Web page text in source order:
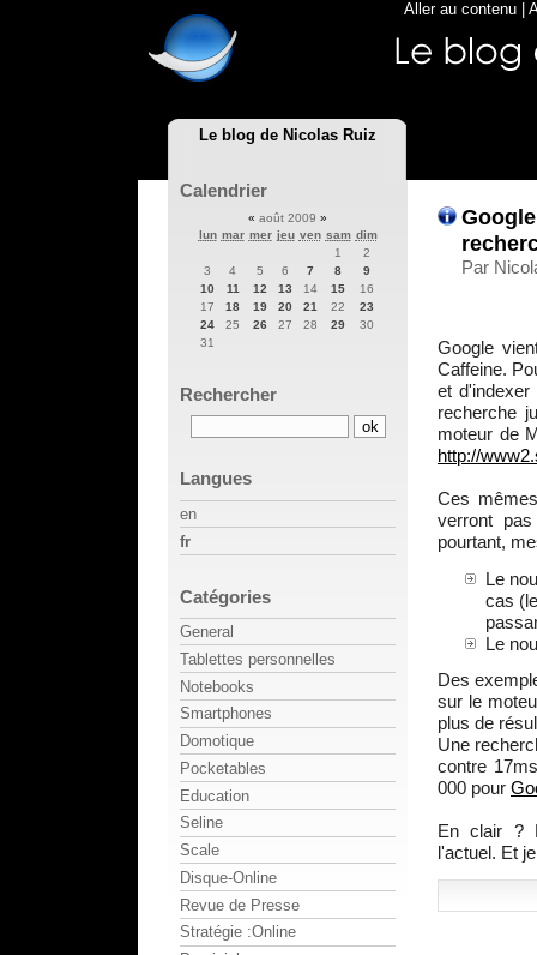
Le blog de Nicolas Ruiz
Aller au contenu
Par
Google
Caffeine.
et d'indexer
recherche
moteur de
http://
Ces
verront
pourtant,
Le
cas
Le
Des
sur le
plus de
Une
contre
000 pour
En clair ?
l'actuel. Et
Calendrier
« août 2009 »
lun mar mer jeu ven sam dim
1
2
3
4 5 6 7 8
9
10
11 12 13 14 15
16
17
18 19 20 21 22
23
24
25 26 27 28 29
30
31
Rechercher
Langues
en
fr
Catégories
General
Tablettes personnelles
Notebooks
Smartphones
Domotique
Pocketables
Education
Seline
Scale
Disque-Online
Revue de Presse
Stratégie :Online